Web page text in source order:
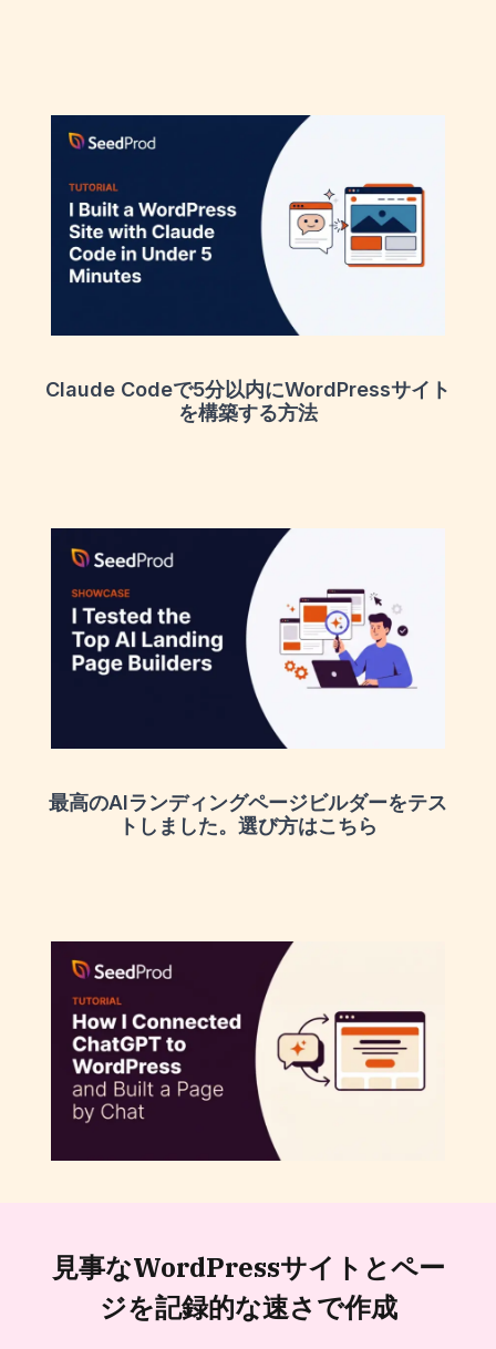
Claude Codeで5分以内にWordPressサイト
を構築する方法
最高のAIランディングページビルダーをテス
トしました。選び方はこちら
見事なWordPressサイトとペー
ジを記録的な速さで作成